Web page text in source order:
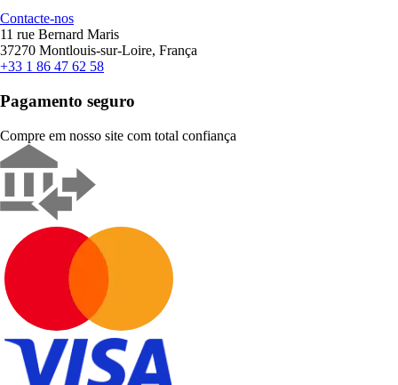
Contacte-nos
11 rue Bernard Maris
37270 Montlouis-sur-Loire, França
+33 1 86 47 62 58
Pagamento seguro
Compre em nosso site com total confiança